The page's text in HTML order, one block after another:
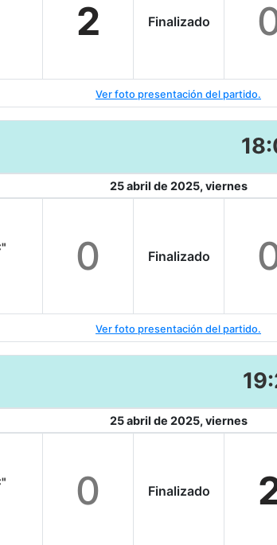
2 Finalizado
Ver foto presentación del partido.
25 abril de 2025, viernes
0 Finalizado
Ver foto presentación del partido.
25 abril de 2025, viernes
0 Finalizado